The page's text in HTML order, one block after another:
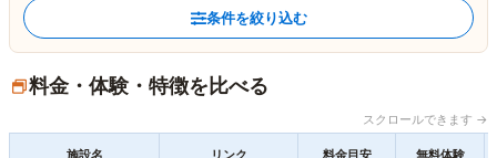
条件を絞り込む
料金・体験・特徴を比べる
スクロールできます →